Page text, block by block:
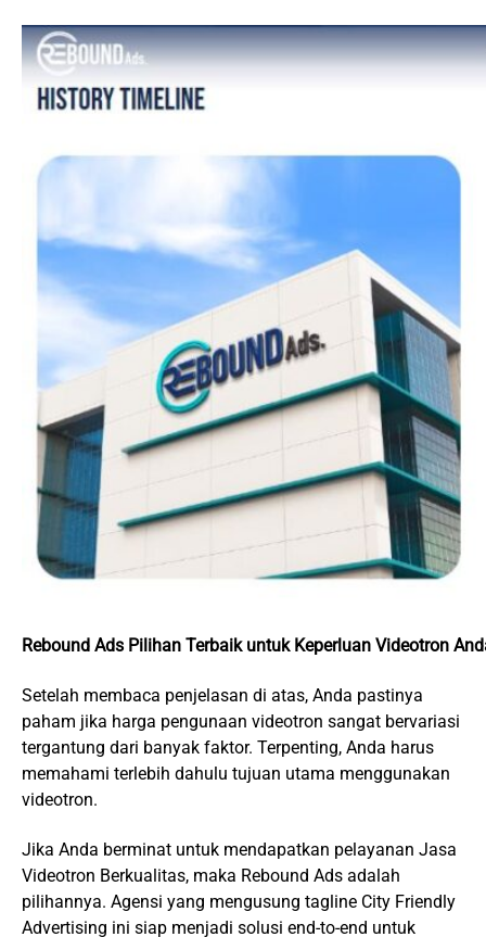
Rebound Ads Pilihan Terbaik untuk Keperluan Videotron
Setelah membaca penjelasan di atas, Anda pastinya
paham jika harga pengunaan videotron sangat bervariasi
tergantung dari banyak faktor. Terpenting, Anda harus
memahami terlebih dahulu tujuan utama menggunakan
videotron.
Jika Anda berminat untuk mendapatkan pelayanan Jasa
Videotron Berkualitas, maka Rebound Ads adalah
pilihannya. Agensi yang mengusung tagline City Friendly
Advertising ini siap menjadi solusi end-to-end untuk